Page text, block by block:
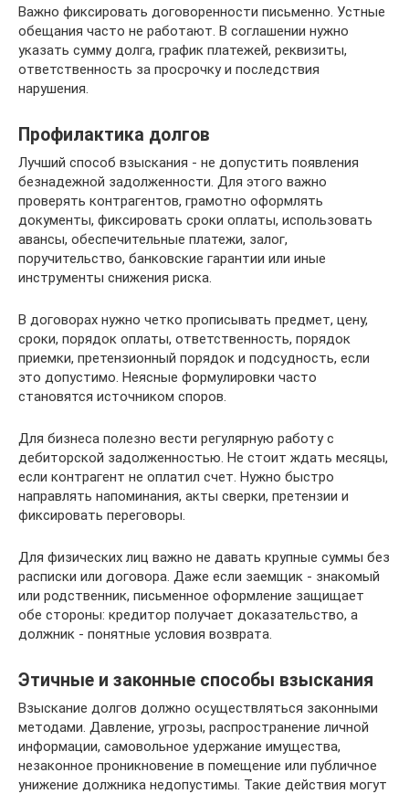
Важно фиксировать договоренности письменно. Устные
обещания часто не работают. В соглашении нужно
указать сумму долга, график платежей, реквизиты,
ответственность за просрочку и последствия
нарушения.
Профилактика долгов
Лучший способ взыскания - не допустить появления
безнадежной задолженности. Для этого важно
проверять контрагентов, грамотно оформлять
документы, фиксировать сроки оплаты, использовать
авансы, обеспечительные платежи, залог,
поручительство, банковские гарантии или иные
инструменты снижения риска.
В договорах нужно четко прописывать предмет, цену,
сроки, порядок оплаты, ответственность, порядок
приемки, претензионный порядок и подсудность, если
это допустимо. Неясные формулировки часто
становятся источником споров.
Для бизнеса полезно вести регулярную работу с
дебиторской задолженностью. Не стоит ждать месяцы,
если контрагент не оплатил счет. Нужно быстро
направлять напоминания, акты сверки, претензии и
фиксировать переговоры.
Для физических лиц важно не давать крупные суммы без
расписки или договора. Даже если заемщик - знакомый
или родственник, письменное оформление защищает
обе стороны: кредитор получает доказательство, а
должник - понятные условия возврата.
Этичные и законные способы взыскания
Взыскание долгов должно осуществляться законными
методами. Давление, угрозы, распространение личной
информации, самовольное удержание имущества,
незаконное проникновение в помещение или публичное
унижение должника недопустимы. Такие действия могут